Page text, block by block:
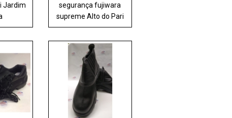
Jardim
segurança fujiwara
supreme Alto do Pari